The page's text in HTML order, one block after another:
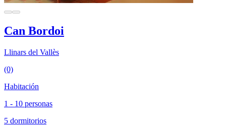
Can Bordoi
Llinars del Vallès
(0)
Habitación
1 - 10 personas
5 dormitorios